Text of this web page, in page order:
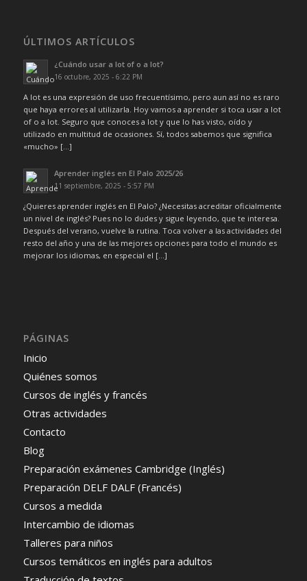
ÚLTIMOS ARTÍCULOS
¿Cuándo usar a lot of o a lot?
16 octubre, 2025 - 6:22 PM
A lot es una expresión de uso frecuentísimo, pero aun así no es raro
que haya errores al utilizarla. Hoy vamos a aprender si toca usar a lot
of o a lot. Seguro que conoces a lot y que lo has visto, oído y
utilizado en multitud de ocasiones. Sí, todos sabemos que significa
«mucho» […]
Aprender inglés en El Palo 2025/26
11 septiembre, 2025 - 5:57 PM
¿Quieres aprender inglés en El Palo? ¿Necesitas acreditar oficialmente
un nivel de inglés? Pues no lo dudes y sigue leyendo, que te interesa.
Después del verano, vuelve la rutina. Toca volver a las actividades del
resto del año y una de las mejores opciones para todo el mundo es
mejorar los idiomas, en especial el […]
PÁGINAS
Inicio
Quiénes somos
Cursos de inglés y francés
Otras actividades
Contacto
Blog
Preparación exámenes Cambridge (Inglés)
Preparación DELF DALF (Francés)
Cursos a medida
Intercambio de idiomas
Talleres para niños
Cursos temáticos en inglés para adultos